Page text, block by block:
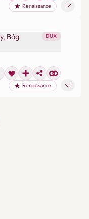
Renaissance
Bóg
DUX
Renaissance